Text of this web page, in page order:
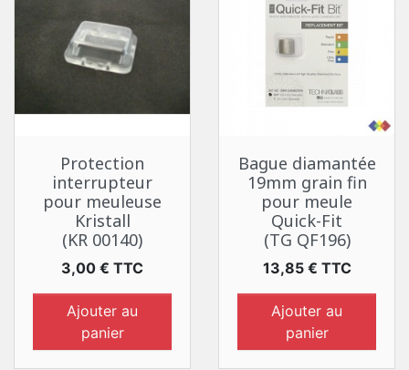
Protection
interrupteur
pour meuleuse
Kristall
(KR 00140)
Prix
3,00 € TTC
Ajouter au
panier
Bague diamantée
19mm grain fin
pour meule
Quick-Fit
(TG QF196)
Prix
13,85 € TTC
Ajouter au
panier